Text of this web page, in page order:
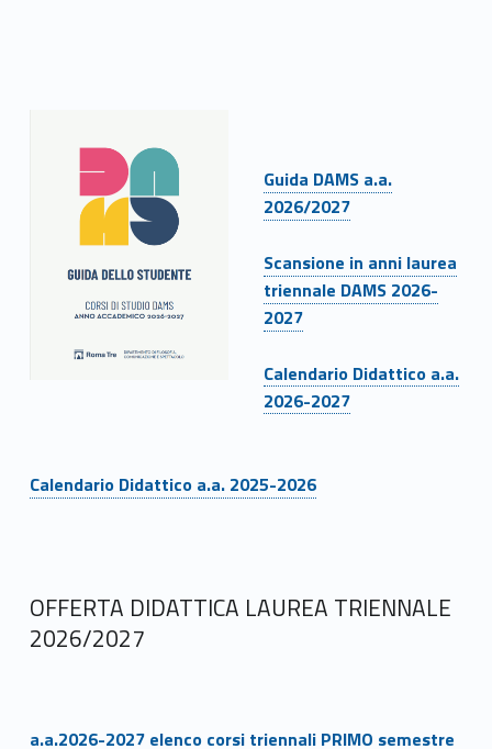
t
M
u
i
Link identifier #identifier__198295-4
Guida DAMS a.a.
2026/2027
Link identifier #identifier__38171-5
Scansione in anni laurea
triennale DAMS 2026-
2027
Link identifier #identifier__35518-6
Calendario Didattico a.a.
2026-2027
Link identifier #identifier__89096-7
Calendario Didattico a.a. 2025-2026
OFFERTA DIDATTICA LAUREA TRIENNALE
2026/2027
a.a.2026-2027 elenco corsi triennali PRIMO semestre